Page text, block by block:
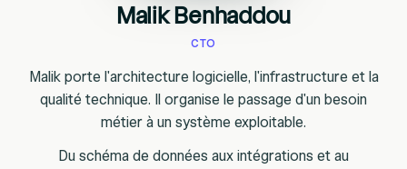
Malik Benhaddou
CTO
Malik porte l'architecture logicielle, l'infrastructure et la
qualité technique. Il organise le passage d'un besoin
métier à un système exploitable.
Du schéma de données aux intégrations et au